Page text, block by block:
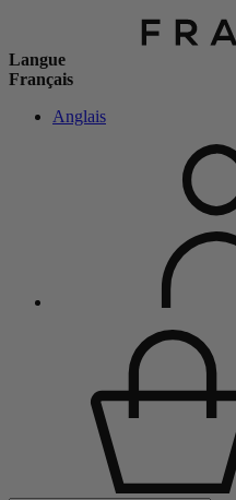
Langue
Français
Anglais